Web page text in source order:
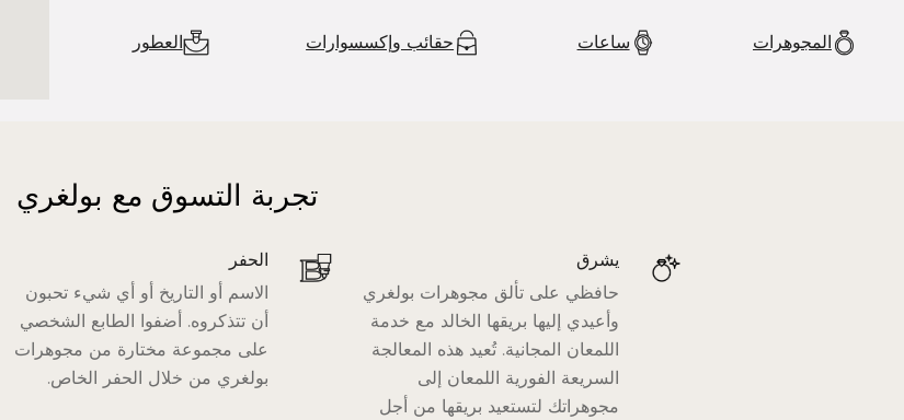
المجوهرات ساعات حقائب وإكسسوارات العطور
تجربة التسوق مع بولغري
يشرق
حافظي على تألق مجوهرات بولغري
وأعيدي إليها بريقها الخالد مع خدمة
اللمعان المجانية. تُعيد هذه المعالجة
السريعة الفورية اللمعان إلى
مجوهراتك لتستعيد بريقها من أجل
الحفر
الاسم أو التاريخ أو أي شيء تحبون
أن تتذكروه. أضفوا الطابع الشخصي
على مجموعة مختارة من مجوهرات
بولغري من خلال الحفر الخاص.